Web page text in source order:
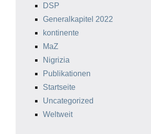
DSP
Generalkapitel 2022
kontinente
MaZ
Nigrizia
Publikationen
Startseite
Uncategorized
Weltweit